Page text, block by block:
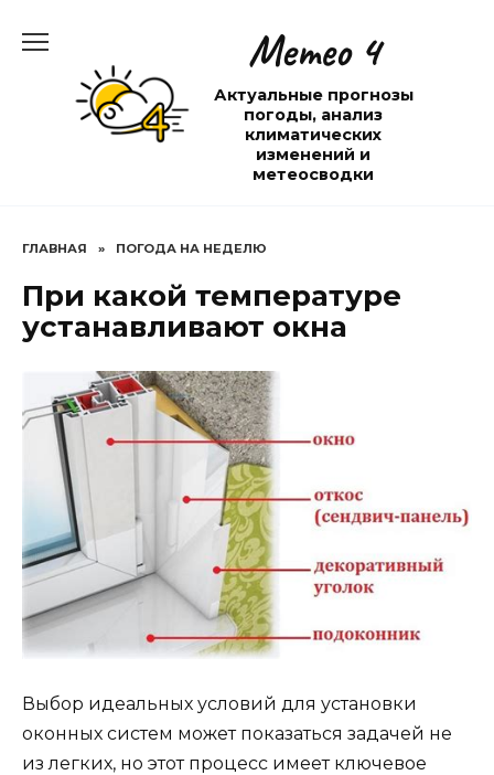
содержанию
Метео 4
Актуальные прогнозы
погоды, анализ
климатических
изменений и
метеосводки
ГЛАВНАЯ » ПОГОДА НА НЕДЕЛЮ
При какой температуре
устанавливают окна
Выбор идеальных условий для установки
оконных систем может показаться задачей не
из легких, но этот процесс имеет ключевое